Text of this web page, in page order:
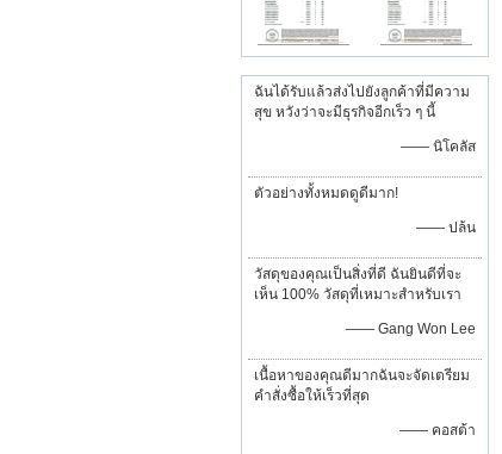
ฉันได้รับแล้วส่งไปยังลูกค้าที่มีความ
สุข หวังว่าจะมีธุรกิจอีกเร็ว ๆ นี้
—— นิโคลัส
ตัวอย่างทั้งหมดดูดีมาก!
—— ปล้น
วัสดุของคุณเป็นสิ่งที่ดี ฉันยินดีที่จะ
เห็น 100% วัสดุที่เหมาะสำหรับเรา
—— Gang Won Lee
เนื้อหาของคุณดีมากฉันจะจัดเตรียม
คำสั่งซื้อให้เร็วที่สุด
—— คอสต้า